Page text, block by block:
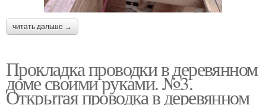
читать дальше →
Прокладка проводки в деревянном
доме своими руками. №3.
Открытая проводка в деревянном